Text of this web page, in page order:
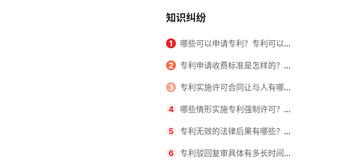
知识纠纷
1 哪些可以申请专利？专利可以同
时多个人一起申请吗？
2 专利申请收费标准是怎样的？申
请不同类型的专利所需要的钱不同
3 专利实施许可合同让与人有哪些
主要义务？专利实施许可合同与专利
许可合同有什么区别？
4 哪些情形实施专利强制许可？专
利强制许可的前提条件是什么？
5 专利无效的法律后果有哪些？专
利的无效情形有哪些？
6 专利驳回复审具体有多长时间？